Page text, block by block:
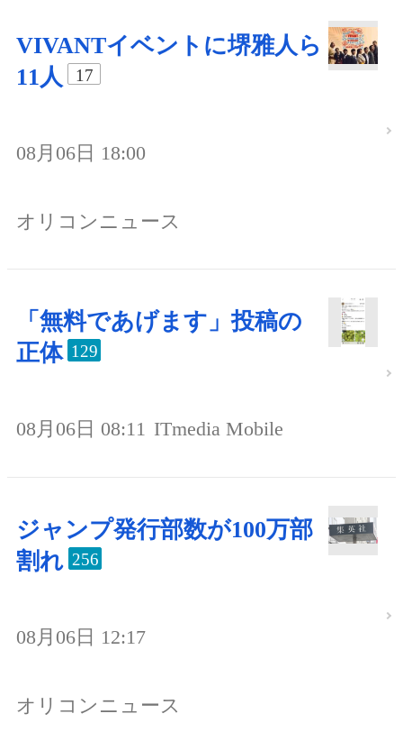
VIVANTイベントに堺雅人ら
11人
17
08月06日 18:00
オリコンニュース
「無料であげます」投稿の
正体 129
08月06日 08:11 ITmedia Mobile
ジャンプ発行部数が100万部
割れ 256
08月06日 12:17
オリコンニュース